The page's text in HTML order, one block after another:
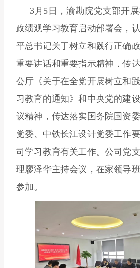
3月 5 日，渝勘院党支部开
政绩观学习教育启动部署会，
平总书记关于树立和践行正确
重要讲话和重要指示精神，传
公厅《关于在全党开展树立和
习教育的通知》和中央党的建
议精神，传达落实国务院国资
党委、中铁长江设计党委工作
司学习教育有关工作。公司党
理廖泽华主持会议，在家领导
参加。